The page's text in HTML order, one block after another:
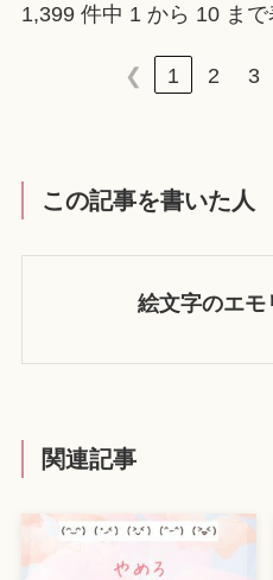
1,399 件中 1 から 10 まで
❮ 1 2 3
この記事を書いた人
絵文字のエモ
関連記事